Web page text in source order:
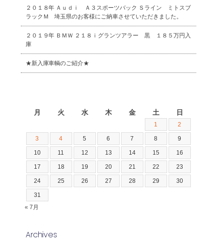
２０１８年 Ａｕｄｉ Ａ３スポーツバック Ｓライン ミトスブ
ラックＭ 埼玉県のお客様にご納車させていただきました。
２０１９年 ＢＭＷ ２１８ｉグランツアラー 黒 １８５万円入
庫
★新入庫車輌のご紹介★
月 火 水 木 金 土 日
1 2
3 4 5 6 7 8 9
10 11 12 13 14 15 16
17 18 19 20 21 22 23
24 25 26 27 28 29 30
31
« 7月
Archives